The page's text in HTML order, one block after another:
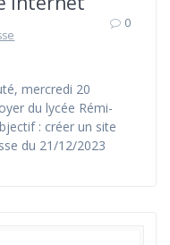
0
mercredi 20
du lycée Rémi-
: créer un site
du 21/12/2023